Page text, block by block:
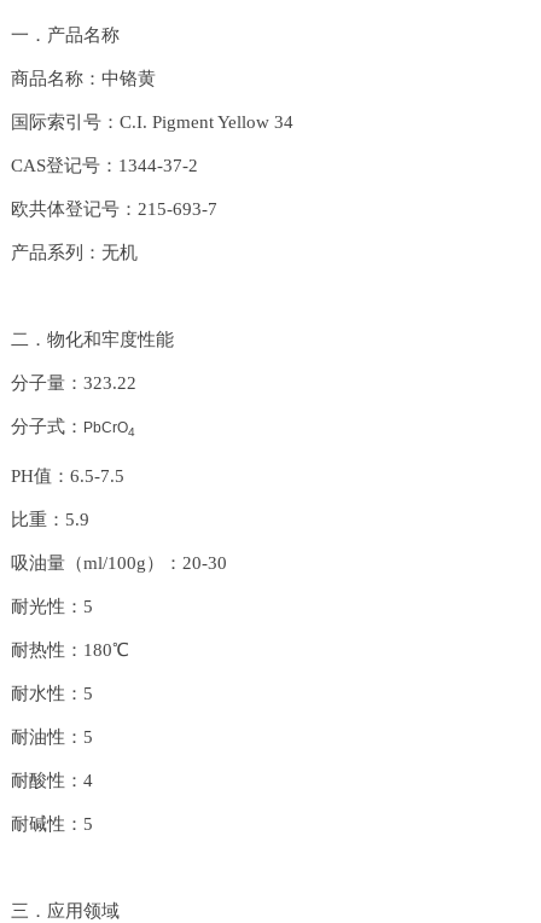
一．产品名称
商品名称：中铬黄
国际索引号：C.I. Pigment Yellow 34
CAS登记号：1344-37-2
欧共体登记号：215-693-7
产品系列：无机
二．物化和牢度性能
分子量：323.22
分子式： PbCrO4
PH值：6.5-7.5
比重：5.9
吸油量（ml/100g）：20-30
耐光性：5
耐热性：180℃
耐水性：5
耐油性：5
耐酸性：4
耐碱性：5
三．应用领域